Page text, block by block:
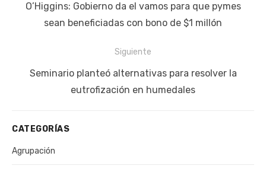
entradas
Publicación
anterior:
O’Higgins: Gobierno da el vamos para que pymes
sean beneficiadas con bono de $1 millón
Siguiente
Siguiente
Seminario planteó alternativas para resolver la
eutrofización en humedales
CATEGORÍAS
Agrupación